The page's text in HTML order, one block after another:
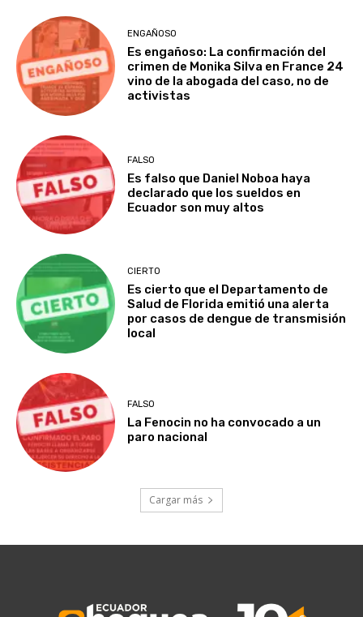
ENGAÑOSO
Es engañoso: La confirmación del
crimen de Monika Silva en France 24
vino de la abogada del caso, no de
activistas
FALSO
Es falso que Daniel Noboa haya
declarado que los sueldos en
Ecuador son muy altos
CIERTO
Es cierto que el Departamento de
Salud de Florida emitió una alerta
por casos de dengue de transmisión
local
FALSO
La Fenocin no ha convocado a un
paro nacional
Cargar más